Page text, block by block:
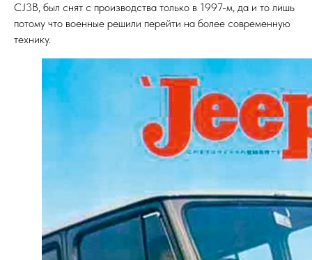
CJ3B, был снят с производства только в 1997-м, да и то лишь
потому что военные решили перейти на более современную
технику.